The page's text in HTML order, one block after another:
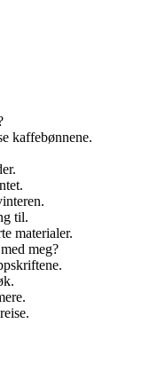
kaffebønnene.
til.
materialer.
meg?